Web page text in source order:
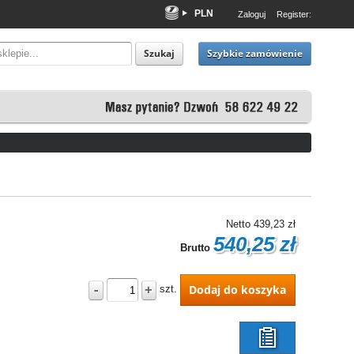
PLN
EUR
USD
Zaloguj Register:
Szukaj Szybkie zamówienie
Netto 439,23 zł
Brutto 540,25 zł
- + szt. Dodaj do koszyka